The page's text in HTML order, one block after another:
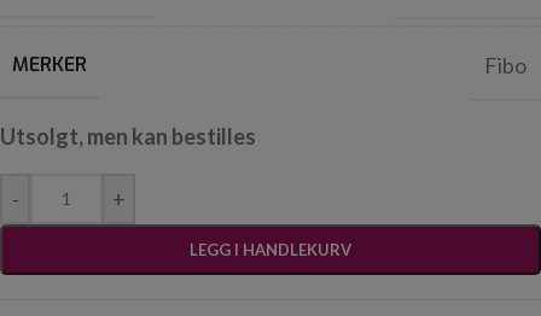
MERKER Fibo
Utsolgt, men kan bestilles
- +
LEGG I HANDLEKURV